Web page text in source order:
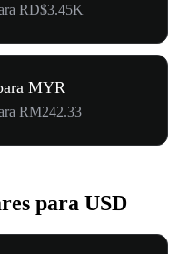
RD$3.45K
MYR
RM242.33
para USD